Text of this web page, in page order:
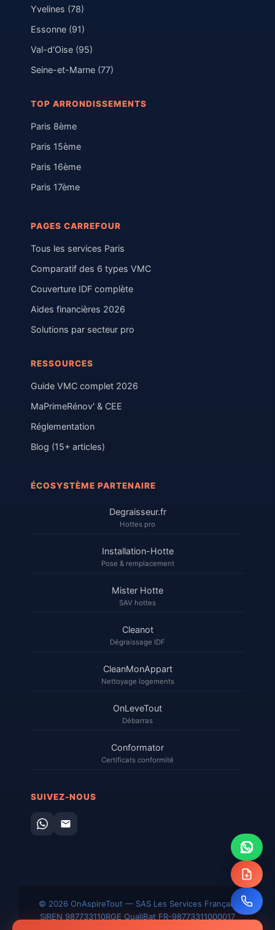
Yvelines (78)
Essonne (91)
Val-d'Oise (95)
Seine-et-Marne (77)
TOP ARRONDISSEMENTS
Paris 8ème
Paris 15ème
Paris 16ème
Paris 17ème
PAGES CARREFOUR
Tous les services Paris
Comparatif des 6 types VMC
Couverture IDF complète
Aides financières 2026
Solutions par secteur pro
RESSOURCES
Guide VMC complet 2026
MaPrimeRénov' & CEE
Réglementation
Blog (15+ articles)
ÉCOSYSTÈME PARTENAIRE
Degraisseur.fr
Hottes pro
Installation-Hotte
Pose & remplacement
Mister Hotte
SAV hottes
Cleanot
Dégraissage IDF
CleanMonAppart
Nettoyage logements
OnLeveTout
Débarras
Conformator
Certificats conformité
SUIVEZ-NOUS
© 2026 OnAspireTout — SAS Les Services Français
SIREN 987733110RGE QualiBat FR-98773311000017